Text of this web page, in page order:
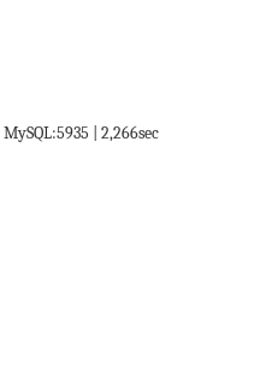
| 2,266sec